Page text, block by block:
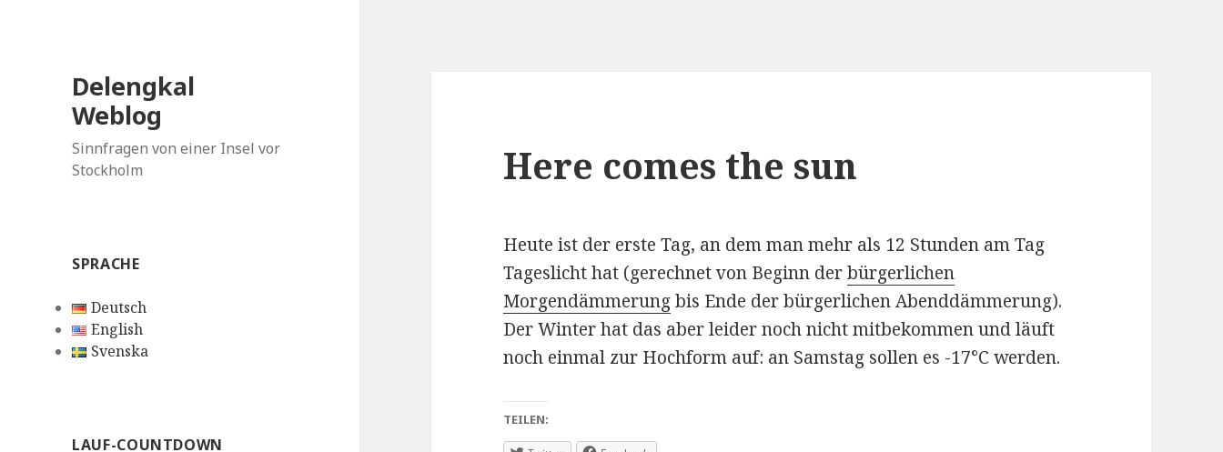
Delengkal
Weblog
Sinnfragen von einer Insel vor
Stockholm
SPRACHE
Deutsch
English
Svenska
LAUF-COUNTDOWN
Here comes the sun
Heute ist der erste Tag, an dem man mehr als 12 Stunden am Tag
Tageslicht hat (gerechnet von Beginn derbürgerlichen
Morgendämmerungbis Ende der bürgerlichen Abenddämmerung).
Der Winter hat das aber leider noch nicht mitbekommen und läuft
noch einmal zur Hochform auf: an Samstag sollen es -17°C werden.
TEILEN: